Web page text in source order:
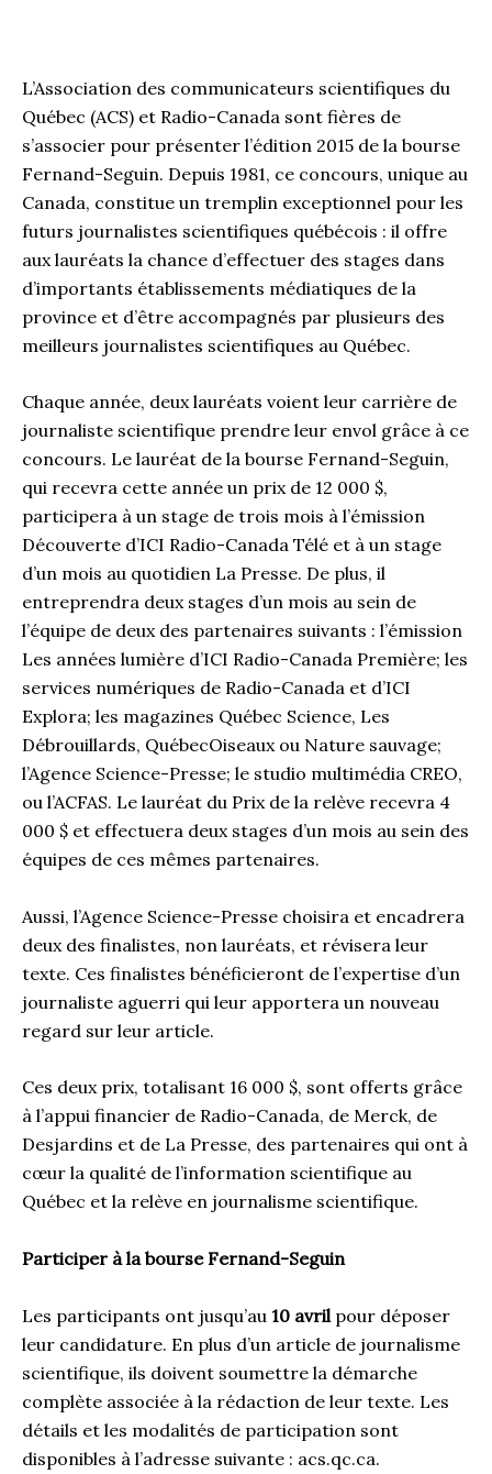
L’Association des communicateurs scientifiques du
Québec (ACS) et Radio-Canada sont fières de
s’associer pour présenter l’édition 2015 de la bourse
Fernand-Seguin. Depuis 1981, ce concours, unique au
Canada, constitue un tremplin exceptionnel pour les
futurs journalistes scientifiques québécois : il offre
aux lauréats la chance d’effectuer des stages dans
d’importants établissements médiatiques de la
province et d’être accompagnés par plusieurs des
meilleurs journalistes scientifiques au Québec.
Chaque année, deux lauréats voient leur carrière de
journaliste scientifique prendre leur envol grâce à ce
concours. Le lauréat de la bourse Fernand-Seguin,
qui recevra cette année un prix de 12 000 $,
participera à un stage de trois mois à l’émission
Découverte d’ICI Radio-Canada Télé et à un stage
d’un mois au quotidien La Presse. De plus, il
entreprendra deux stages d’un mois au sein de
l’équipe de deux des partenaires suivants : l’émission
Les années lumière d’ICI Radio-Canada Première; les
services numériques de Radio-Canada et d’ICI
Explora; les magazines Québec Science, Les
Débrouillards, QuébecOiseaux ou Nature sauvage;
l’Agence Science-Presse; le studio multimédia CREO,
ou l’ACFAS. Le lauréat du Prix de la relève recevra 4
000 $ et effectuera deux stages d’un mois au sein des
équipes de ces mêmes partenaires.
Aussi, l’Agence Science-Presse choisira et encadrera
deux des finalistes, non lauréats, et révisera leur
texte. Ces finalistes bénéficieront de l’expertise d’un
journaliste aguerri qui leur apportera un nouveau
regard sur leur article.
Ces deux prix, totalisant 16 000 $, sont offerts grâce
à l’appui financier de Radio-Canada, de Merck, de
Desjardins et de La Presse, des partenaires qui ont à
cœur la qualité de l’information scientifique au
Québec et la relève en journalisme scientifique.
Participer à la bourse Fernand-Seguin
Les participants ont jusqu’au 10 avril pour déposer
leur candidature. En plus d’un article de journalisme
scientifique, ils doivent soumettre la démarche
complète associée à la rédaction de leur texte. Les
détails et les modalités de participation sont
disponibles à l’adresse suivante : acs.qc.ca.